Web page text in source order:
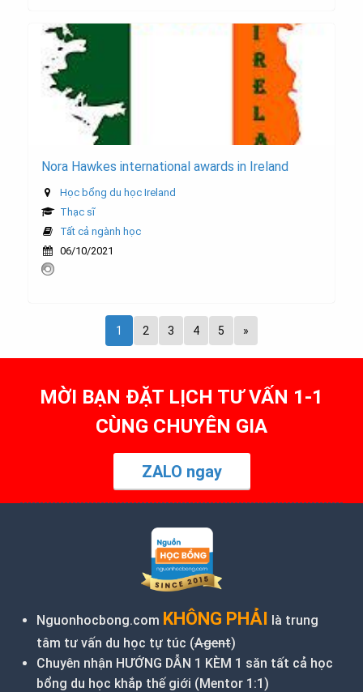
Nora Hawkes international awards in Ireland
Học bổng du học Ireland
Thạc sĩ
Tất cả ngành học
06/10/2021
1 2 3 4 5 »
MỜI BẠN ĐẶT LỊCH TƯ VẤN 1-1
CÙNG CHUYÊN GIA
ZALO ngay
Nguonhocbong.com KHÔNG PHẢI là trung
tâm tư vấn du học tự túc (Agent)
Chuyên nhận HƯỚNG DẪN 1 KÈM 1 săn tất cả học
bổng du học khắp thế giới (Mentor 1:1)